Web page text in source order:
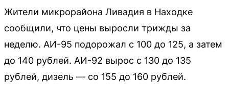
Жители микрорайона Ливадия в Находке
сообщили, что цены выросли трижды за
неделю. АИ-95 подорожал с 100 до 125, а затем
до 140 рублей. АИ-92 вырос с 130 до 135
рублей, дизель — со 155 до 160 рублей.